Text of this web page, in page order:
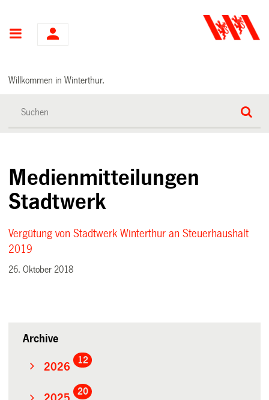
Hauptnavigation
Willkommen in Winterthur.
Medienmitteilungen
Stadtwerk
Vergütung von Stadtwerk Winterthur an Steuerhaushalt
2019
26. Oktober 2018
Archive
2026
12
20